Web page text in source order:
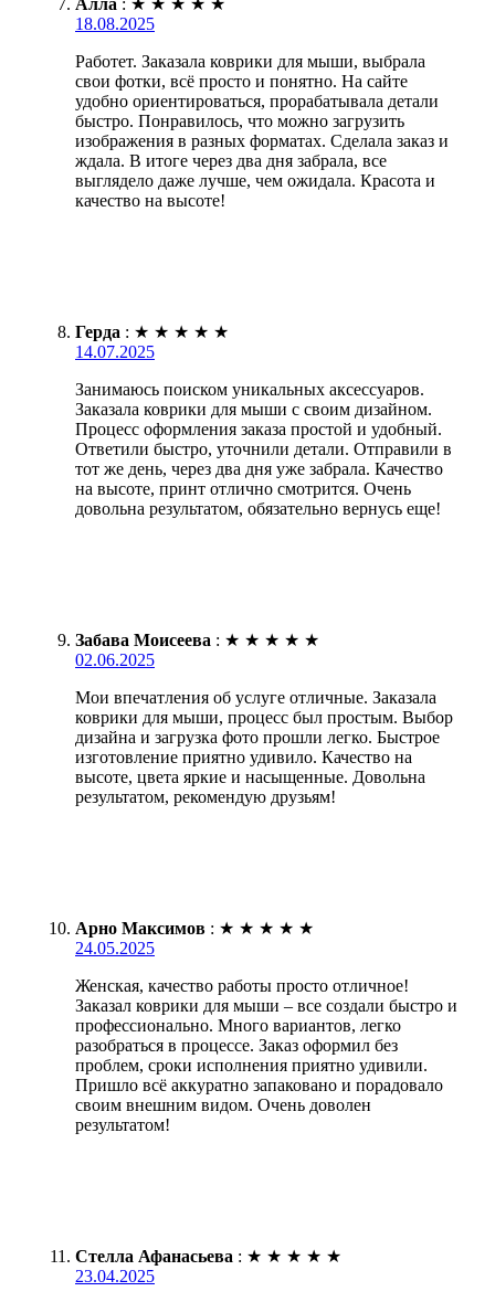
18.08.2025
Работет. Заказала коврики для мыши, выбрала
свои фотки, всё просто и понятно. На сайте
удобно ориентироваться, прорабатывала детали
быстро. Понравилось, что можно загрузить
изображения в разных форматах. Сделала заказ и
ждала. В итоге через два дня забрала, все
выглядело даже лучше, чем ожидала. Красота и
качество на высоте!
Герда : ★ ★ ★ ★ ★
14.07.2025
Занимаюсь поиском уникальных аксессуаров.
Заказала коврики для мыши с своим дизайном.
Процесс оформления заказа простой и удобный.
Ответили быстро, уточнили детали. Отправили в
тот же день, через два дня уже забрала. Качество
на высоте, принт отлично смотрится. Очень
довольна результатом, обязательно вернусь еще!
Забава Моисеева : ★ ★ ★ ★ ★
02.06.2025
Мои впечатления об услуге отличные. Заказала
коврики для мыши, процесс был простым. Выбор
дизайна и загрузка фото прошли легко. Быстрое
изготовление приятно удивило. Качество на
высоте, цвета яркие и насыщенные. Довольна
результатом, рекомендую друзьям!
Арно Максимов : ★ ★ ★ ★ ★
24.05.2025
Женская, качество работы просто отличное!
Заказал коврики для мыши – все создали быстро и
профессионально. Много вариантов, легко
разобраться в процессе. Заказ оформил без
проблем, сроки исполнения приятно удивили.
Пришло всё аккуратно запаковано и порадовало
своим внешним видом. Очень доволен
результатом!
Стелла Афанасьева : ★ ★ ★ ★ ★
23.04.2025